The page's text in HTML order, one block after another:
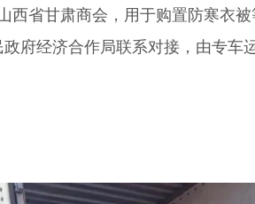
西省甘肃商会，用于购置防寒衣
府经济合作局联系对接，由专车